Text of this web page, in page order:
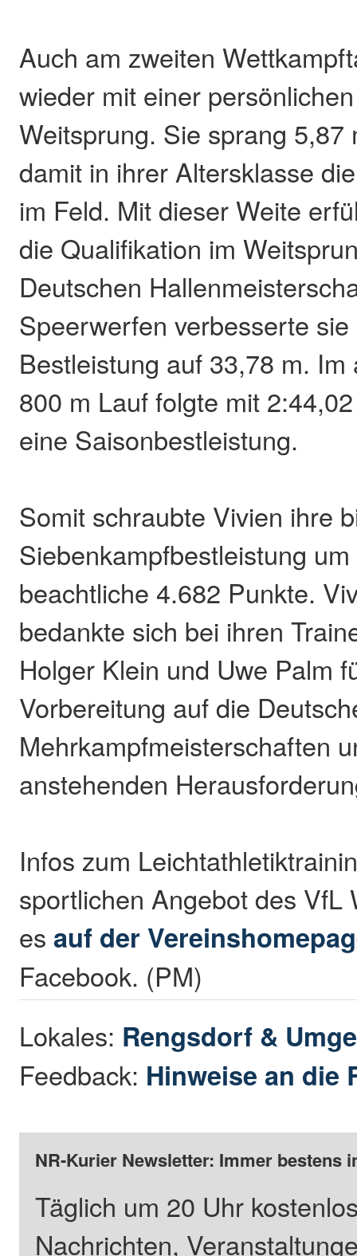
Auch am zweiten
wieder mit einer
Weitsprung. Sie sprang 5,87
damit in ihrer Altersklasse
im Feld. Mit dieser Weite
die Qualifikation im
Deutschen
Speerwerfen verbesserte
Bestleistung auf 33,78 m.
800 m Lauf folgte mit
eine Saisonbestleistung.
Somit schraubte Vivien ihre
Siebenkampfbestleistung
beachtliche 4.682 Punkte.
bedankte sich bei ihren
Holger Klein und Uwe Palm
Vorbereitung auf die
Mehrkampfmeisterschaften
anstehenden
Infos zum
sportlichen Angebot des VfL
es auf der
Facebook. (PM)
Lokales: Rengsdorf &
Feedback: Hinweise an die
NR-Kurier Newsletter: Immer bestens
Täglich um 20 Uhr
Nachrichten,